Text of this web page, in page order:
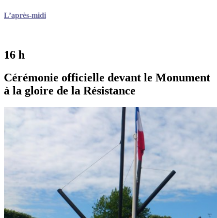
L’après-midi
16 h
Cérémonie officielle devant le Monument
à la gloire de la Résistance